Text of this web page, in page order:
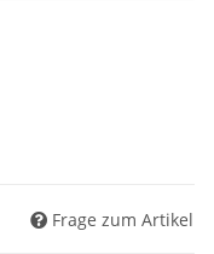
Frage zum Artikel